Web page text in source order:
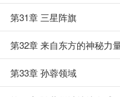
第31章 三星阵旗
第32章 来自东方的神秘力
第33章 孙蓉领域